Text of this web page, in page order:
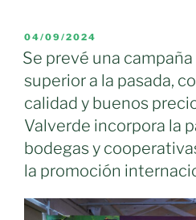
PUBLICADO
EL
04/09/2024
Se prevé una
superior a la pasada,
calidad y buenos
Valverde incorpora la
bodegas y
la promoción